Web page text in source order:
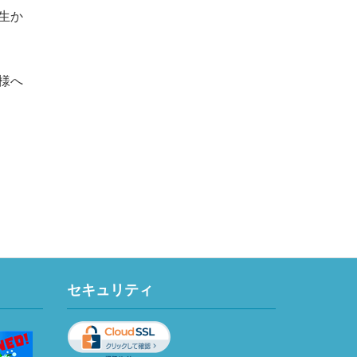
か
へ
セキュリティ